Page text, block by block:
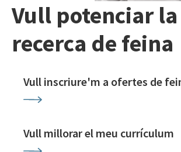
Vull potenciar
recerca de feina
Vull inscriure'm a ofertes de
Vull millorar el meu currículum